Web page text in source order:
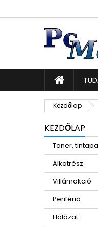
Kezdőlap
KEZDŐLAP
Toner,
Alkatrész
Villámakció
Periféria
Hálózat